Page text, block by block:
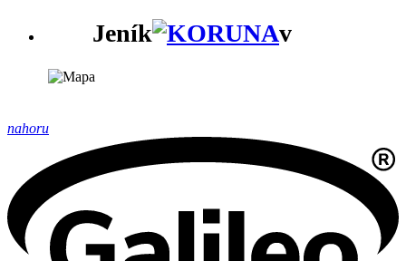
Jeník v
nahoru